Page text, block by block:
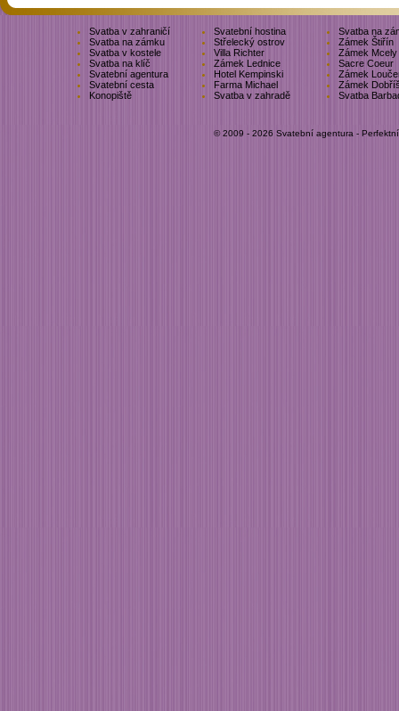
Svatba v zahraničí Svatební hostina
Svatba na
Svatba na zámku
Střelecký ostrov
Zámek Štiřín
Svatba v kostele
Villa Richter
Zámek Mcely
Svatba na klíč
Zámek Lednice
Sacre Coeur
Svatební agentura
Hotel Kempinski
Zámek
Svatební cesta
Farma Michael
Zámek
Konopiště
Svatba v zahradě Svatba
© 2009 - 2026 Svatební agentura -